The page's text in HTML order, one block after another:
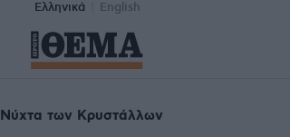
Ελληνικά English
Νύχτα των Κρυστάλλων